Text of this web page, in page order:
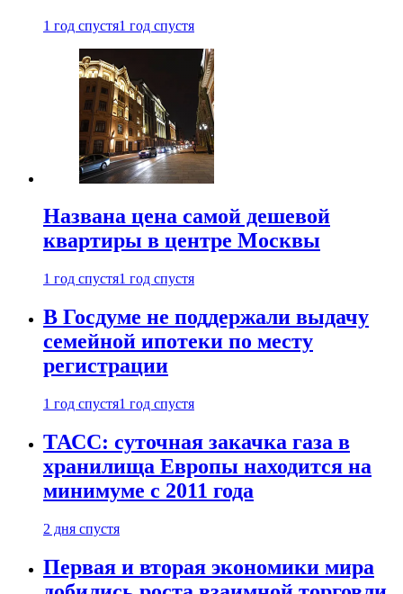
1 год спустя1 год спустя
Названа цена самой дешевой
квартиры в центре Москвы
1 год спустя1 год спустя
В Госдуме не поддержали выдачу
семейной ипотеки по месту
регистрации
1 год спустя1 год спустя
ТАСС: суточная закачка газа в
хранилища Европы находится на
минимуме с 2011 года
2 дня спустя
Первая и вторая экономики мира